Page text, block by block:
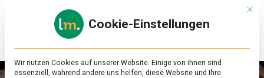
Online-
Magazin
zu
Mit
Cookie-Einstellungen
Wir nutzen Cookies auf unserer Website. Einige von ihnen sind
essenziell, während andere uns helfen, diese Website und Ihre